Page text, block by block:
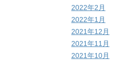
2022年2月
2022年1月
2021年12月
2021年11月
2021年10月